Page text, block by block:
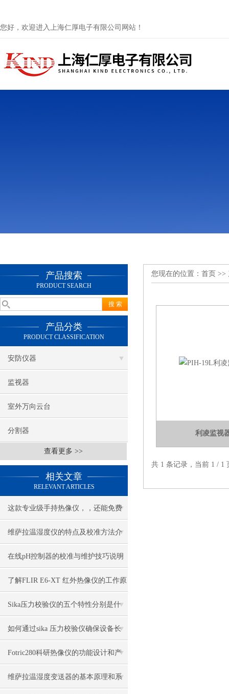
您好，欢迎进入上海仁厚电子有限公司网站！
产品搜索
PRODUCT SEARCH
产品分类
PRODUCT CLASSIFICATION
安防仪器
监视器
室外万向云台
分割器
查看更多 >>
相关文章
RELEVANT ARTICLES
这款专业级手持热像仪，，还能免费
试用？
维萨拉温湿度仪的特点及校准方法介
绍
在线pH控制器的校准与维护技巧说明
了解FLIR E6-XT 红外热像仪的工作原
理与功能特点
Sika压力校验仪的五个特性分别是什
么？
如何通过sika 压力校验仪确保设备长
期稳定运行？
Fotric280科研热像仪的功能设计和产
品特点
维萨拉温湿度变送器的基本原理和系
您现在的位置： 首页 >>
利凌监视
共 1 条记录，当前 1 /